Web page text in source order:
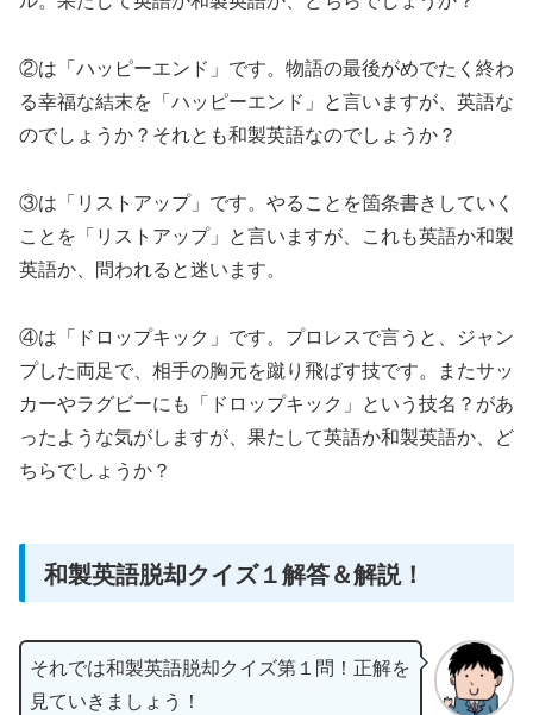
②は「ハッピーエンド」です。物語の最後がめでたく終わ
る幸福な結末を「ハッピーエンド」と言いますが、英語な
のでしょうか？それとも和製英語なのでしょうか？
③は「リストアップ」です。やることを箇条書きしていく
ことを「リストアップ」と言いますが、これも英語か和製
英語か、問われると迷います。
④は「ドロップキック」です。プロレスで言うと、ジャン
プした両足で、相手の胸元を蹴り飛ばす技です。またサッ
カーやラグビーにも「ドロップキック」という技名？があ
ったような気がしますが、果たして英語か和製英語か、ど
ちらでしょうか？
和製英語脱却クイズ１解答＆解説！
それでは和製英語脱却クイズ第１問！正解を
見ていきましょう！